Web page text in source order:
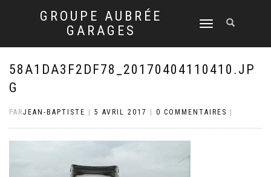
GROUPE AUBRÉE
GARAGES
DÉPLIER
NAVIGATION
58A1DA3F2DF78_20170404110410.JP
G
PARJEAN-BAPTISTE 5 AVRIL 2017 0 COMMENTAIRES